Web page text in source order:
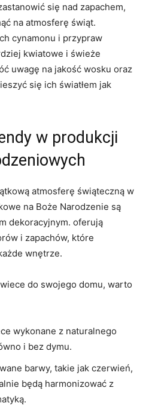
się nad zapachem,​
na atmosferę świąt.
cynamonu i przypraw
kwiatowe i świeże
uwagę na jakość wosku oraz‍
się ich światłem jak
w produkcji
⁤atmosferę ⁢świąteczną w
na Boże Narodzenie są
dekoracyjnym. oferują
i zapachów, które
​wnętrze.
do swojego domu, warto
wykonane z naturalnego
⁢i bez dymu.
​barwy,⁣ takie⁤ jak czerwień,‌
będą harmonizować z